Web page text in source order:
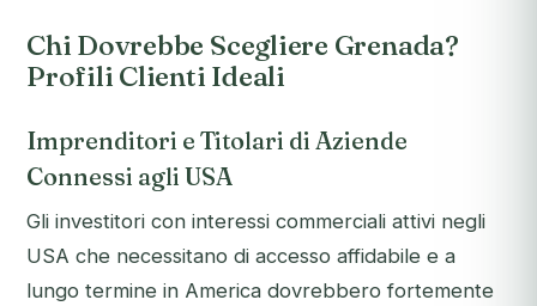
Chi Dovrebbe Scegliere Grenada?
Profili Clienti Ideali
Imprenditori e Titolari di Aziende
Connessi agli USA
Gli investitori con interessi commerciali attivi negli
USA che necessitano di accesso affidabile e a
lungo termine in America dovrebbero fortemente